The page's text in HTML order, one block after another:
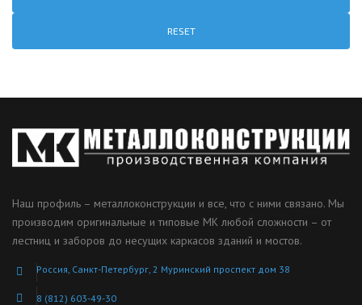
RESET
Наш профиль – металлоконструкции и все, что с ними связано. Мы
производим оригинальные и типовые МК любой сложности – от
лестниц и заборов до несущих каркасов зданий и мостов.
Россия, Санкт-Петербург, 2 Муринский проспект дом 38
8 (812) 603-49-30